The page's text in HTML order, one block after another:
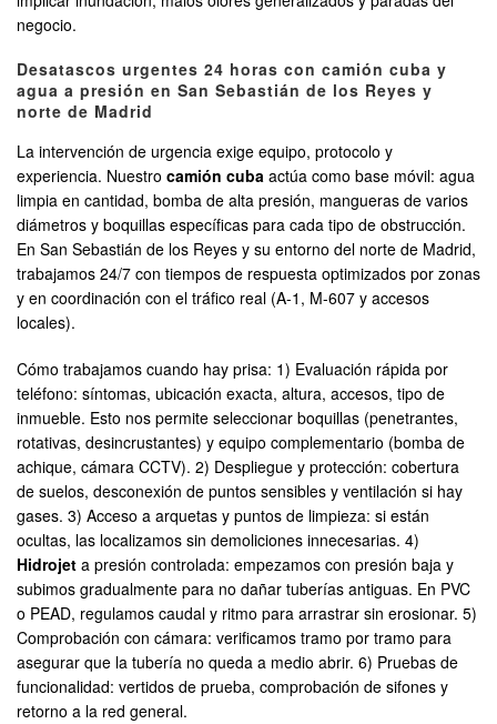
negocio.
Desatascos urgentes 24 horas con camión cuba y
agua a presión en San Sebastián de los Reyes y
norte de Madrid
La intervención de urgencia exige equipo, protocolo y
experiencia. Nuestro camión cuba actúa como base móvil: agua
limpia en cantidad, bomba de alta presión, mangueras de varios
diámetros y boquillas específicas para cada tipo de obstrucción.
En San Sebastián de los Reyes y su entorno del norte de Madrid,
trabajamos 24/7 con tiempos de respuesta optimizados por zonas
y en coordinación con el tráfico real (A-1, M-607 y accesos
locales).
Cómo trabajamos cuando hay prisa: 1) Evaluación rápida por
teléfono: síntomas, ubicación exacta, altura, accesos, tipo de
inmueble. Esto nos permite seleccionar boquillas (penetrantes,
rotativas, desincrustantes) y equipo complementario (bomba de
achique, cámara CCTV). 2) Despliegue y protección: cobertura
de suelos, desconexión de puntos sensibles y ventilación si hay
gases. 3) Acceso a arquetas y puntos de limpieza: si están
ocultas, las localizamos sin demoliciones innecesarias. 4)
Hidrojet a presión controlada: empezamos con presión baja y
subimos gradualmente para no dañar tuberías antiguas. En PVC
o PEAD, regulamos caudal y ritmo para arrastrar sin erosionar. 5)
Comprobación con cámara: verificamos tramo por tramo para
asegurar que la tubería no queda a medio abrir. 6) Pruebas de
funcionalidad: vertidos de prueba, comprobación de sifones y
retorno a la red general.